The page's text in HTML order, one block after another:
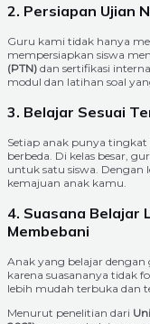
2. Persiapan Ujian
Guru kami tidak hanya
mempersiapkan siswa
(PTN) dan sertifikasi
modul dan latihan soal
3. Belajar Sesuai
Setiap anak punya
berbeda. Di kelas besar,
untuk satu siswa. Dengan
kemajuan anak kamu.
4. Suasana Belajar
Membebani
Anak yang belajar dengan
karena suasananya tidak
lebih mudah terbuka dan
Menurut penelitian dari